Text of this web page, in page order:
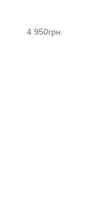
4 950грн.